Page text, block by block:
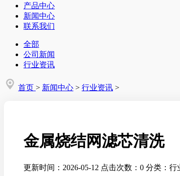
产品中心
新闻中心
联系我们
全部
公司新闻
行业资讯
首页 > 新闻中心 > 行业资讯 >
金属烧结网滤芯清洗
更新时间：2026-05-12 点击次数：0 分类：行